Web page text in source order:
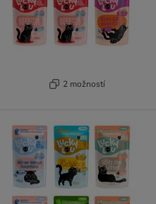
2 možností